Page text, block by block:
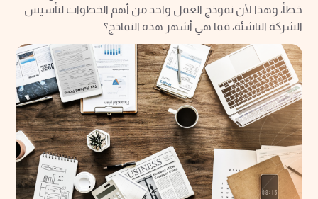
خطأ، وهذا لأن نموذج العمل واحد من أهم الخطوات لتأسيس
الشركة الناشئة، فما هي أشهر هذه النماذج؟